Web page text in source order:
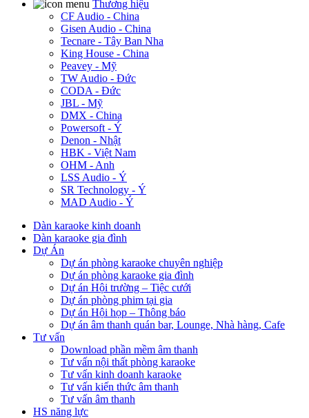
Thương hiệu
CF Audio - China
Gisen Audio - China
Tecnare - Tây Ban Nha
King House - China
Peavey - Mỹ
TW Audio - Đức
CODA - Đức
JBL - Mỹ
DMX - China
Powersoft - Ý
Denon - Nhật
HBK - Việt Nam
OHM - Anh
LSS Audio - Ý
SR Technology - Ý
MAD Audio - Ý
Dàn karaoke kinh doanh
Dàn karaoke gia đình
Dự Án
Dự án phòng karaoke chuyên nghiệp
Dự án phòng karaoke gia đình
Dự án Hội trường – Tiệc cưới
Dự án phòng phim tại gia
Dự án Hội họp – Thông báo
Dự án âm thanh quán bar, Lounge, Nhà hàng, Cafe
Tư vấn
Download phần mềm âm thanh
Tư vấn nội thất phòng karaoke
Tư vấn kinh doanh karaoke
Tư vấn kiến thức âm thanh
Tư vấn âm thanh
HS năng lực